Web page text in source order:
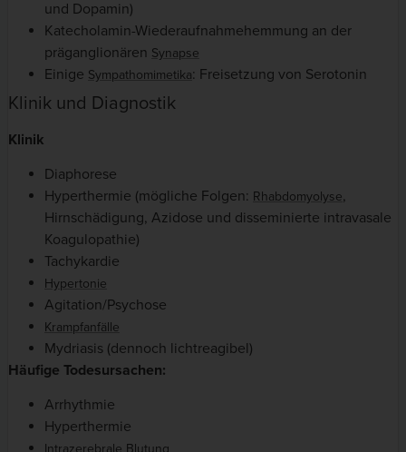
und Dopamin)
Katecholamin-Wiederaufnahmehemmung an der
präganglionären Synapse
Einige Sympathomimetika: Freisetzung von Serotonin
Klinik und Diagnostik
Klinik
Diaphorese
Hyperthermie (mögliche Folgen: Rhabdomyolyse,
Hirnschädigung, Azidose und disseminierte intravasale
Koagulopathie)
Tachykardie
Hypertonie
Agitation/Psychose
Krampfanfälle
Mydriasis (dennoch lichtreagibel)
Häufige Todesursachen:
Arrhythmie
Hyperthermie